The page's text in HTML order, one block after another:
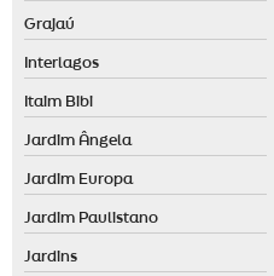
Grajaú
Interlagos
Itaim Bibi
Jardim Ângela
Jardim Europa
Jardim Paulistano
Jardins